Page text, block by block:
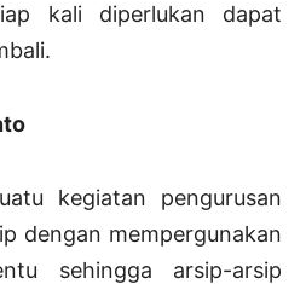
kali diperlukan dapat
kegiatan pengurusan
dengan mempergunakan
sehingga arsip-arsip